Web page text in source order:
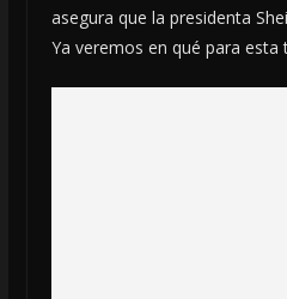
asegura que la presidenta
Ya veremos en qué para esta